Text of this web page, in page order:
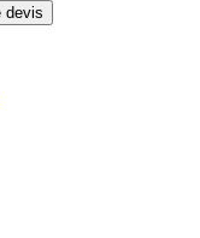
devis